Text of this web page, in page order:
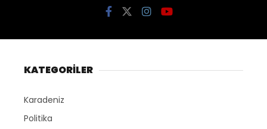
KATEGORİLER
Karadeniz
Politika